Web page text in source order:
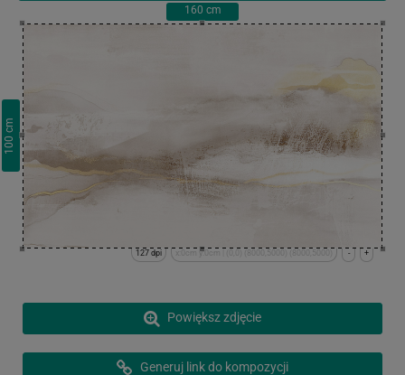
160 cm
100
cm
+
-
x:0cm y:0cm | (0,0) (8000,5000) (8000,5000)
127 dpi
Powiększ zdjęcie
Generuj link do kompozycji